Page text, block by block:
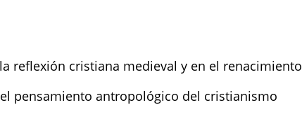
reflexión cristiana medieval y en el renacimiento
pensamiento antropológico del cristianismo